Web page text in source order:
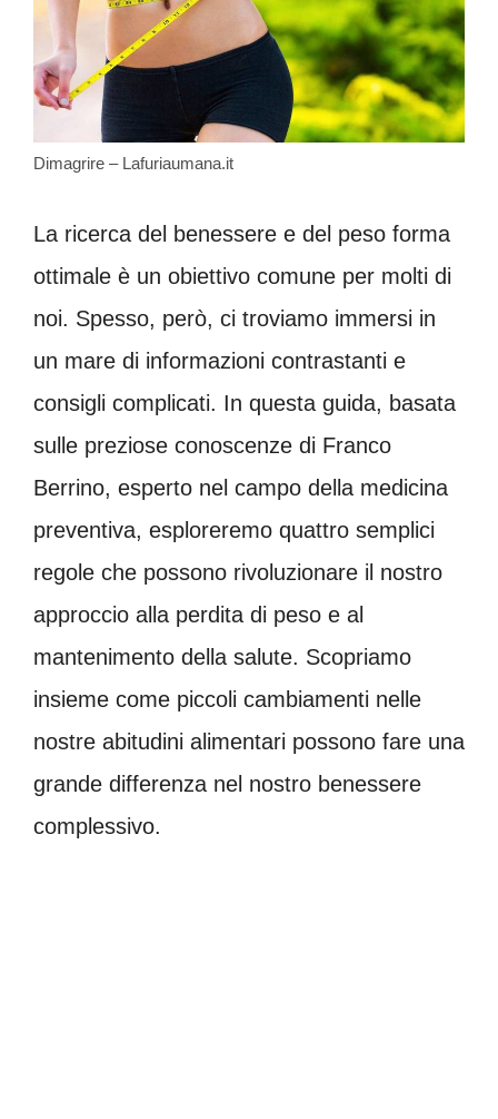
Dimagrire – Lafuriaumana.it
La ricerca del benessere e del peso forma
ottimale è un obiettivo comune per molti di
noi. Spesso, però, ci troviamo immersi in
un mare di informazioni contrastanti e
consigli complicati. In questa guida, basata
sulle preziose conoscenze di Franco
Berrino, esperto nel campo della medicina
preventiva, esploreremo quattro semplici
regole che possono rivoluzionare il nostro
approccio alla perdita di peso e al
mantenimento della salute. Scopriamo
insieme come piccoli cambiamenti nelle
nostre abitudini alimentari possono fare una
grande differenza nel nostro benessere
complessivo.